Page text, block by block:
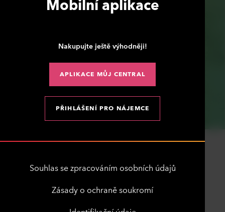
Mobilní aplikace
Nakupujte ještě výhodněji!
APLIKACE MŮJ CENTRAL
PŘIHLÁŠENÍ PRO NÁJEMCE
Souhlas se zpracováním osobních údajů
Zásady o ochraně soukromí